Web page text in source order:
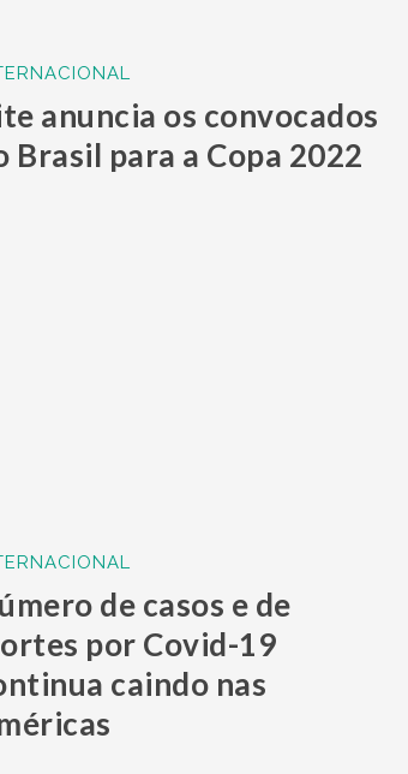
anuncia os convocados
Brasil para a Copa 2022
de casos e de
por Covid-19
caindo nas